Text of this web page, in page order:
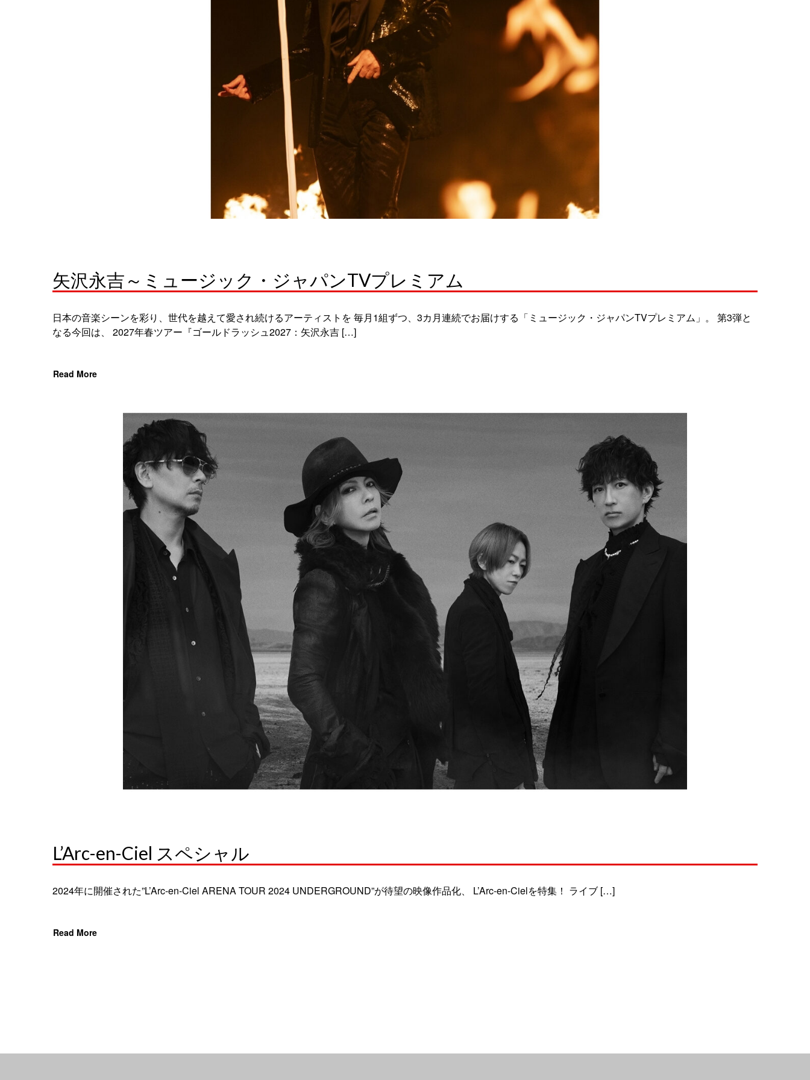
矢沢永吉～ミュージック・ジャパンTVプレミアム
日本の音楽シーンを彩り、世代を越えて愛され続けるアーティストを 毎月1組ずつ、3カ月連続でお届けする「ミュージック・ジャパンTVプレミアム」。 第3弾と
なる今回は、 2027年春ツアー『ゴールドラッシュ2027：矢沢永吉 […]
Read More
L’Arc-en-Ciel スペシャル
2024年に開催された”L’Arc-en-Ciel ARENA TOUR 2024 UNDERGROUND”が待望の映像作品化、 L’Arc-en-Cielを特集！ ライブ […]
Read More